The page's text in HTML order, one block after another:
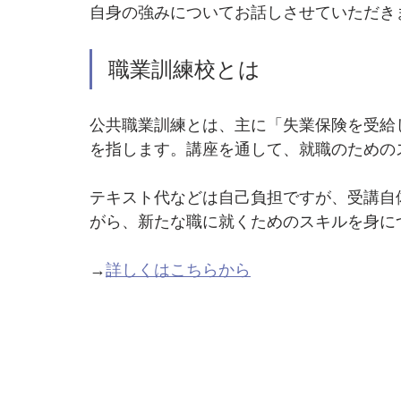
自身の強みについてお話しさせていただき
職業訓練校とは
公共職業訓練とは、主に「失業保険を受
を指します。講座を通して、就職のため
テキスト代などは自己負担ですが、受講
がら、新たな職に就くためのスキルを身
→詳しくはこちらから